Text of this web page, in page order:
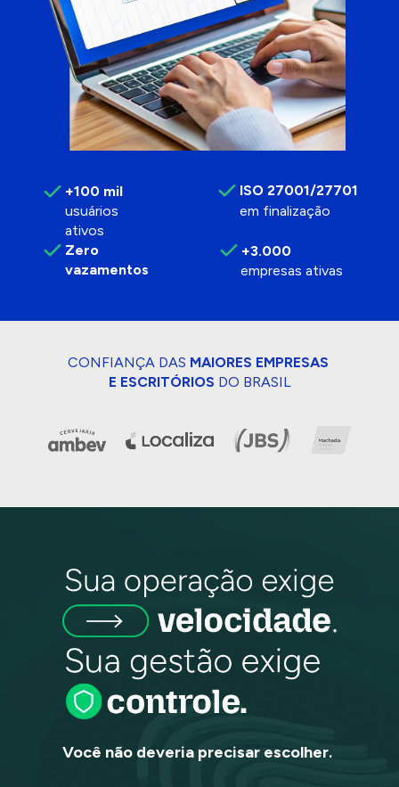
+100 mil
Zero
vazamentos
usuários
ativos
ISO 27001/27701
+3.000
em finalização
empresas ativas
CONFIANÇA DAS MAIORES EMPRESAS
E ESCRITÓRIOS DO BRASIL
Você não deveria precisar escolher.